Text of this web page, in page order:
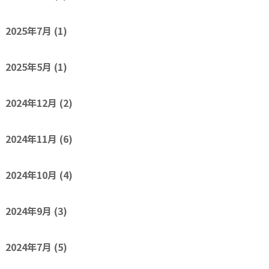
2025年7月 (1)
2025年5月 (1)
2024年12月 (2)
2024年11月 (6)
2024年10月 (4)
2024年9月 (3)
2024年7月 (5)